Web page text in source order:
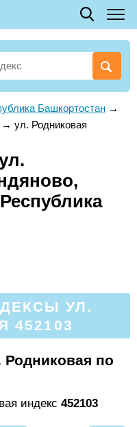
Башкортостан →
→ ул. Родниковая
УЛ.
452103
по
индекс 452103